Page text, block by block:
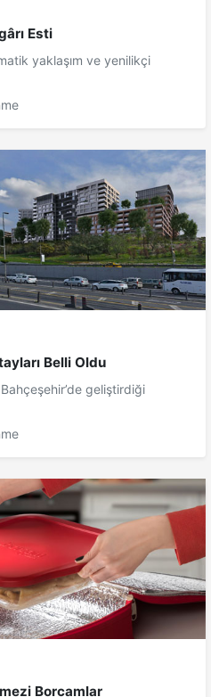
Esti
yaklaşım ve yenilikçi
Belli Oldu
geliştirdiği
Borcamlar